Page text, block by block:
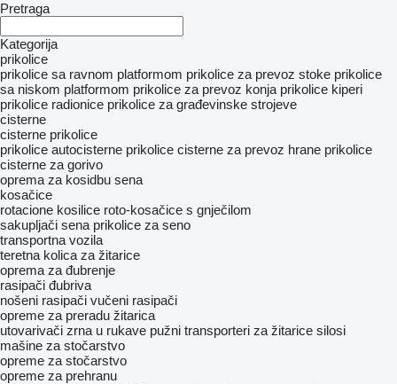
Pretraga
Kategorija
prikolice
prikolice sa ravnom platformom prikolice za prevoz stoke prikolice
sa niskom platformom prikolice za prevoz konja prikolice kiperi
prikolice radionice prikolice za građevinske strojeve
cisterne
cisterne prikolice
prikolice autocisterne prikolice cisterne za prevoz hrane prikolice
cisterne za gorivo
oprema za kosidbu sena
kosačice
rotacione kosilice roto-kosačice s gnječilom
sakupljači sena prikolice za seno
transportna vozila
teretna kolica za žitarice
oprema za đubrenje
rasipači đubriva
nošeni rasipači vučeni rasipači
opreme za preradu žitarica
utovarivači zrna u rukave pužni transporteri za žitarice silosi
mašine za stočarstvo
opreme za stočarstvo
opreme za prehranu